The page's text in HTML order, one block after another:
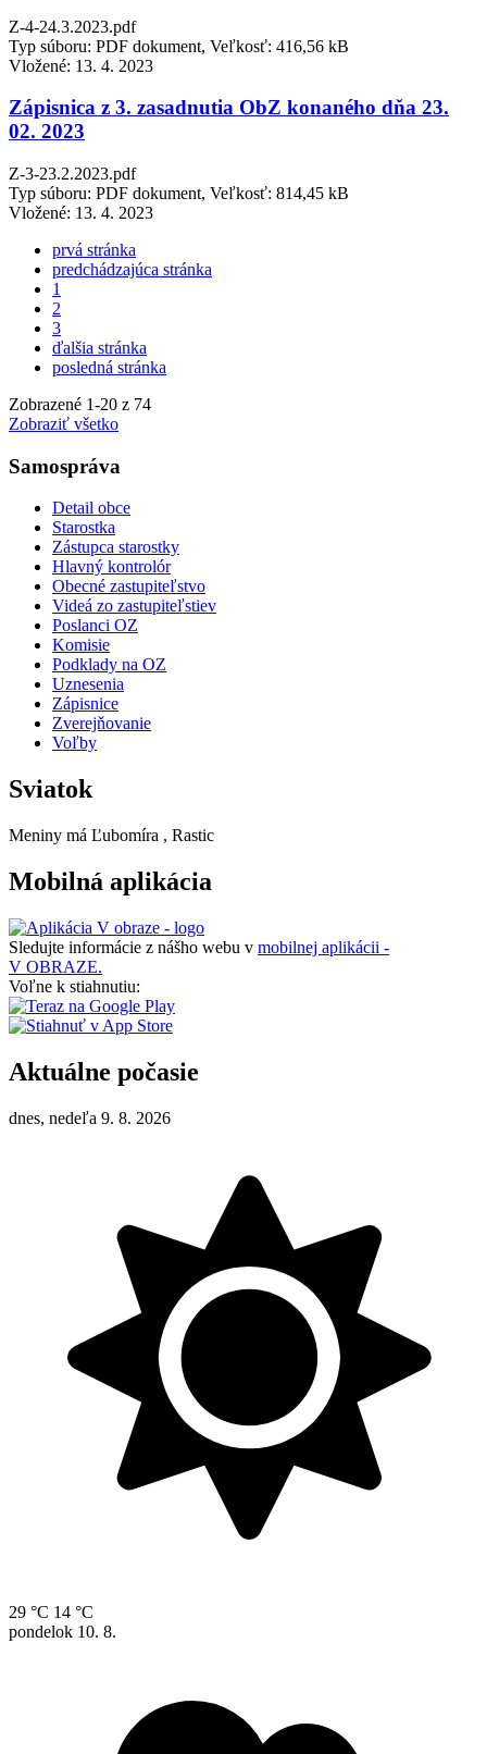
Z-4-24.3.2023.pdf
Typ súboru: PDF dokument, Veľkosť: 416,56 kB
Vložené: 13. 4. 2023
Zápisnica z 3. zasadnutia ObZ konaného dňa 23.
02. 2023
Z-3-23.2.2023.pdf
Typ súboru: PDF dokument, Veľkosť: 814,45 kB
Vložené: 13. 4. 2023
prvá stránka
predchádzajúca stránka
1
2
3
ďalšia stránka
posledná stránka
Zobrazené 1-20 z 74
Zobraziť všetko
Samospráva
Detail obce
Starostka
Zástupca starostky
Hlavný kontrolór
Obecné zastupiteľstvo
Videá zo zastupiteľstiev
Poslanci OZ
Komisie
Podklady na OZ
Uznesenia
Zápisnice
Zverejňovanie
Voľby
Sviatok
Meniny má Ľubomíra , Rastic
Mobilná aplikácia
Sledujte informácie z nášho webu v mobilnej aplikácii -
V OBRAZE.
Voľne k stiahnutiu:
Aktuálne počasie
dnes, nedeľa 9. 8. 2026
29 °C 14 °C
pondelok 10. 8.